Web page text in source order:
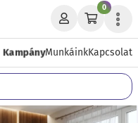
0
KampányMunkáinkKapcsolat